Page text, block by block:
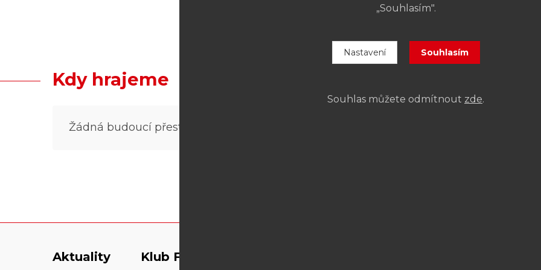
Kdy hrajeme
Žádná budoucí přestavení.
Aktuality Klub Fidlovačka
„Souhlasím".
Nastavení Souhlasím
Souhlas můžete odmítnout zde.